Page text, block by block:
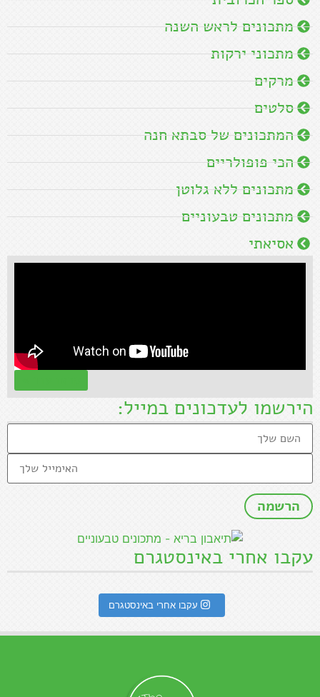
מתכונים לראש השנה
מתכוני ירקות
מרקים
סלטים
המתכונים של סבתא חנה
הכי פופולריים
מתכונים ללא גלוטן
מתכונים טבעוניים
אסיאתי
הירשמו לעדכונים במייל:
עקבו אחרי באינסטגרם
עקבו אחרי באינסטגרם